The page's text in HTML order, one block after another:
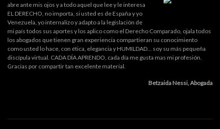
abre ante mis ojos y a todo aquel que lee y le interesa
EL DERECHO, no importa, si usted es de España y yo
Venezuela, yo internalizo y adapto a la legislación de
mi país todos sus aportes y los aplico como el Derecho Comparado, ojala todos
los abogados que tienen gran experiencia compartieran su conocimiento
como usted lo hace, con ética, elegancia y HUMILDAD... soy su más pequeña
discípula virtual. CADA DÍA APRENDO, cada día me gusta mas mi profesión.
Gracias por compartir tan excelente material.
Betzaida Nessi, Abogada